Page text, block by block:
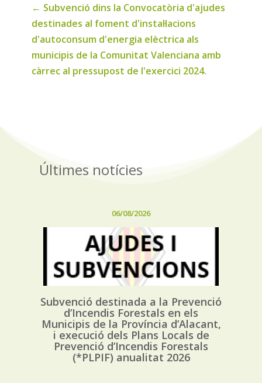
← Subvenció dins la Convocatòria d'ajudes
destinades al foment d'instal·lacions
d'autoconsum d'energia elèctrica als
municipis de la Comunitat Valenciana amb
càrrec al pressupost de l'exercici 2024.
Últimes notícies
06/08/2026
Subvenció destinada a la Prevenció
d’Incendis Forestals en els
Municipis de la Província d’Alacant,
i execució dels Plans Locals de
Prevenció d’Incendis Forestals
(*PLPIF) anualitat 2026